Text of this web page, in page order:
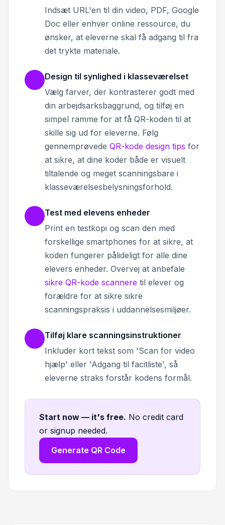
Indsæt URL'en til din video, PDF, Google
Doc eller enhver online ressource, du
ønsker, at eleverne skal få adgang til fra
det trykte materiale.
Design til synlighed i klasseværelset
Vælg farver, der kontrasterer godt med
din arbejdsarksbaggrund, og tilføj en
simpel ramme for at få QR-koden til at
skille sig ud for eleverne. Følg
gennemprøvede QR-kode design tips for
at sikre, at dine koder både er visuelt
tiltalende og meget scanningsbare i
klasseværelsesbelysningsforhold.
Test med elevens enheder
Print en testkopi og scan den med
forskellige smartphones for at sikre, at
koden fungerer pålideligt for alle dine
elevers enheder. Overvej at anbefale
sikre QR-kode scannere til elever og
forældre for at sikre sikre
scanningspraksis i uddannelsesmiljøer.
Tilføj klare scanningsinstruktioner
Inkluder kort tekst som 'Scan for video
hjælp' eller 'Adgang til facitliste', så
eleverne straks forstår kodens formål.
Start now — it's free. No credit card
or signup needed.
Generate QR Code